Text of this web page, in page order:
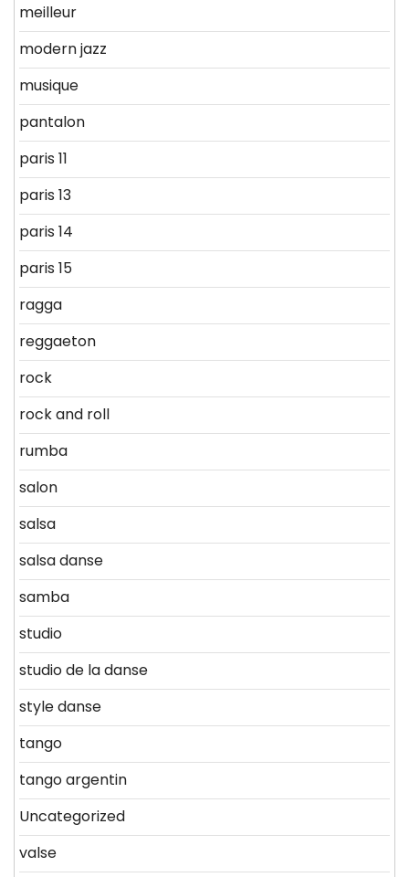
meilleur
modern jazz
musique
pantalon
paris 11
paris 13
paris 14
paris 15
ragga
reggaeton
rock
rock and roll
rumba
salon
salsa
salsa danse
samba
studio
studio de la danse
style danse
tango
tango argentin
Uncategorized
valse